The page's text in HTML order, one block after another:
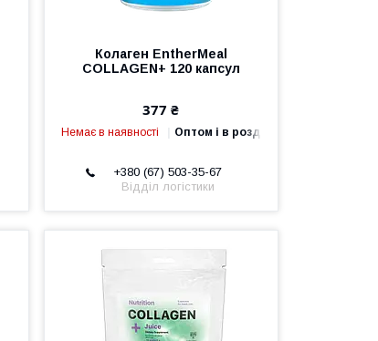
Колаген EntherMeal
COLLAGEN+ 120 капсул
377 ₴
Немає в наявності Оптом і в роздріб
+380 (67) 503-35-67
Відділ логістики